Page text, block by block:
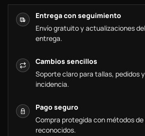
Entrega con seguimiento
Envío gratuito y actualizaciones
entrega.
Cambios sencillos
Soporte claro para tallas, pedidos
incidencia.
Pago seguro
Compra protegida con métodos de
reconocidos.